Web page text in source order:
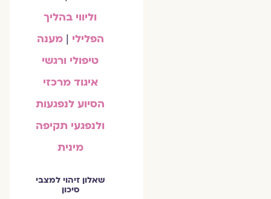
וליווי בהליך
הפלילי| מענה
טיפולי ורגשי
איגוד מרכזי
הסיוע לנפגעות
ולנפגעי תקיפה
מינית
שאלון זיהוי למצבי
סיכון